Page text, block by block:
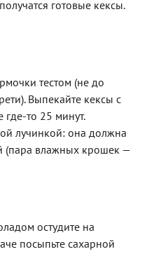
готовые кексы.
тестом (не до
Выпекайте кексы с
то 25 минут.
лучинкой: она должна
(пара влажных крошек —
остудите на
посыпьте сахарной